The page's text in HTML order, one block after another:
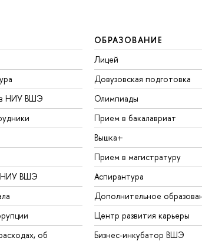
в НИУ ВШЭ
НИУ ВШЭ
о
ОБРАЗОВАНИЕ
Лицей
Довузовская подготовка
Олимпиады
Прием в бакалавриат
ышка+
Прием в магистратуру
Аспирантура
Дополнительное
Центр развития карьеры
Бизнес-инкубатор ВШЭ